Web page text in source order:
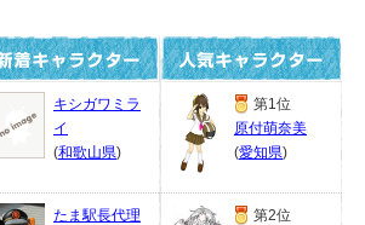
キシガワミラ
イ
(和歌山県)
たま駅長代理
第1位
原付萌奈美
(愛知県)
第2位